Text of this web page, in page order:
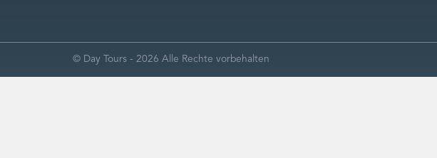
© Day Tours - 2026 Alle Rechte vorbehalten